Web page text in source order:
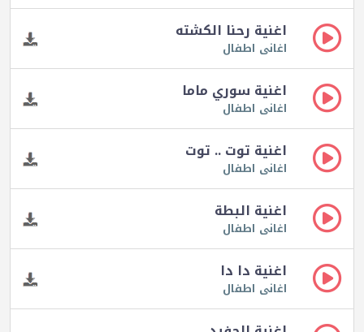
اغنية رحنا الكشته
اغانى اطفال
اغنية سوري ماما
اغانى اطفال
اغنية توت .. توت
اغانى اطفال
اغنية البطة
اغانى اطفال
اغنية دا دا
اغانى اطفال